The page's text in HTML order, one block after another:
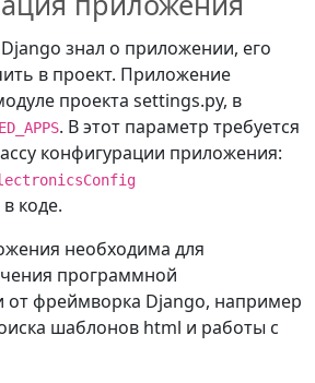
знал о приложении, его
в проект. Приложение
проекта settings.py, в
. В этот параметр требуется
конфигурации приложения:
коде.
необходима для
программной
от фреймворка Django, например
шаблонов html и работы с